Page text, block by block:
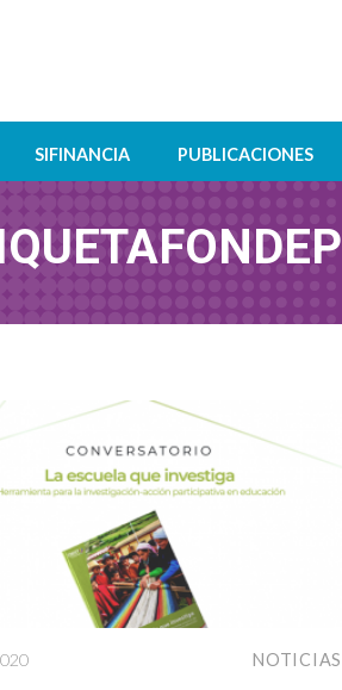
SIFINANCIA PUBLICACIONES
FONDEP
NOTICIAS